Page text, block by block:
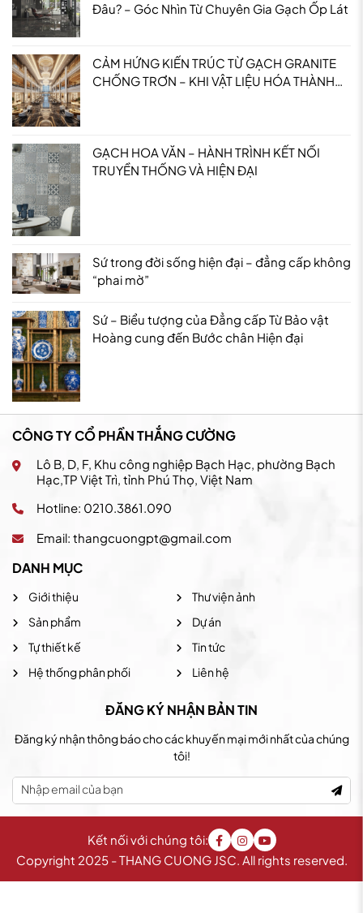
Đâu? – Góc Nhìn Từ Chuyên Gia Gạch Ốp Lát
CẢM HỨNG KIẾN TRÚC TỪ GẠCH GRANITE
CHỐNG TRƠN – KHI VẬT LIỆU HÓA THÀNH
GẠCH HOA VĂN – HÀNH TRÌNH KẾT NỐI
TRUYỀN THỐNG VÀ HIỆN ĐẠI
Sứ trong đời sống hiện đại – đẳng cấp không
“phai mờ”
Sứ – Biểu tượng của Đẳng cấp Từ Bảo vật
Hoàng cung đến Bước chân Hiện đại
CÔNG TY CỔ PHẦN THẮNG CƯỜNG
Lô B, D, F, Khu công nghiệp Bạch Hạc, phường Bạch
Hạc,TP Việt Trì, tỉnh Phú Thọ, Việt Nam
Hotline: 0210.3861.090
Email: thangcuongpt@gmail.com
DANH MỤC
Giới thiệu
Sản phẩm
Tự thiết kế
Hệ thống phân phối
Thư viện ảnh
Dự án
Tin tức
Liên hệ
ĐĂNG KÝ NHẬN BẢN TIN
Đăng ký nhận thông báo cho các khuyến mại mới nhất của chúng
tôi!
Copyright 2025 - THANG CUONG JSC. All rights reserved.
Kết nối với chúng tôi: